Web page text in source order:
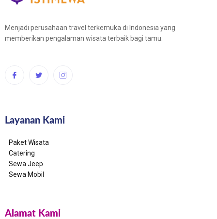
Menjadi perusahaan travel terkemuka di Indonesia yang
memberikan pengalaman wisata terbaik bagi tamu.
Layanan Kami
Paket Wisata
Catering
Sewa Jeep
Sewa Mobil
Alamat Kami